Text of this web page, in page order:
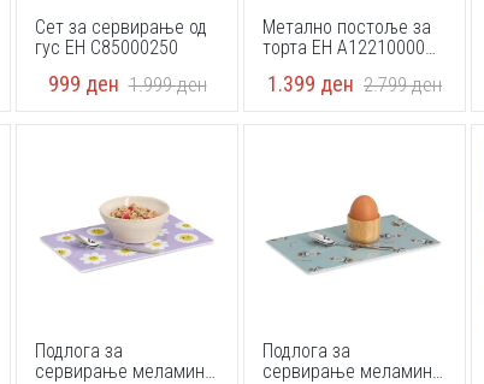
Сет за сервирање од
гус EH C85000250
999 ден 1.999ден
Метално постоље за
торта EH A12210000
1.399 ден 2.799ден
Подлога за
сервирање меламин
Подлога за
сервирање меламин